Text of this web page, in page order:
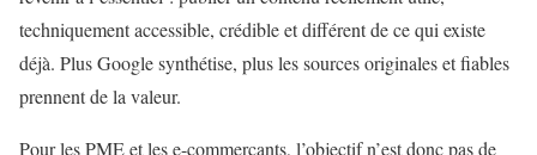
techniquement accessible, crédible et différent de ce qui existe
déjà. Plus Google synthétise, plus les sources originales et fiables
prennent de la valeur.
Pour les PME et les e-commerçants, l’objectif n’est donc pas de